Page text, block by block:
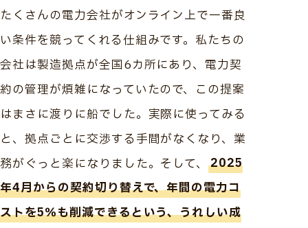
たくさんの電力会社がオンライン上で一番良
い条件を競ってくれる仕組みです。私たちの
会社は製造拠点が全国6カ所にあり、電力契
約の管理が煩雑になっていたので、この提案
はまさに渡りに船でした。実際に使ってみる
と、拠点ごとに交渉する手間がなくなり、業
務がぐっと楽になりました。そして、2025
年4月からの契約切り替えで、年間の電力コ
ストを5％も削減できるという、うれしい成